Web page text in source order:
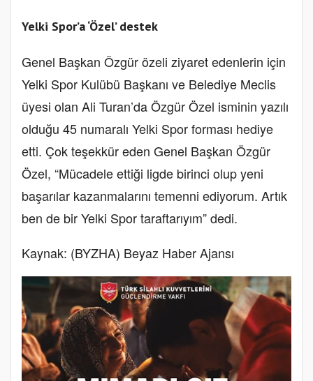
Yelki Spor’a ‘Özel’ destek
Genel Başkan Özgür özeli ziyaret edenlerin için
Yelki Spor Kulübü Başkanı ve Belediye Meclis
üyesi olan Ali Turan’da Özgür Özel isminin yazılı
olduğu 45 numaralı Yelki Spor forması hediye
etti. Çok teşekkür eden Genel Başkan Özgür
Özel, “Mücadele ettiği ligde birinci olup yeni
başarılar kazanmalarını temenni ediyorum. Artık
ben de bir Yelki Spor taraftarıyım” dedi.
Kaynak: (BYZHA) Beyaz Haber Ajansı